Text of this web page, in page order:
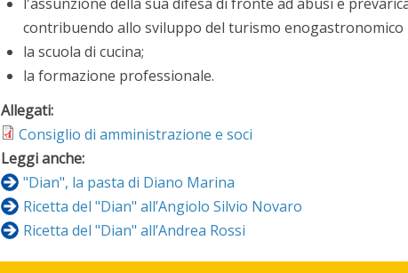
contribuendo allo sviluppo del turismo enogastronomico
la scuola di cucina;
la formazione professionale.
Allegati:
Consiglio di amministrazione e soci
Leggi anche:
"Dian", la pasta di Diano Marina
Ricetta del "Dian" all’Angiolo Silvio Novaro
Ricetta del "Dian" all’Andrea Rossi